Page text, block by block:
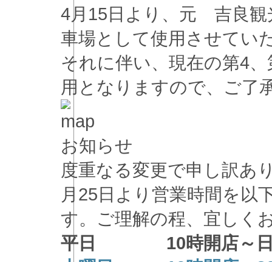
4月15日より、元 吉良観
車場として使用させてい
それに伴い、現在の第4
用となりますので、ご了
お知らせ
度重なる変更で申し訳あ
月25日より営業時間を以
す。ご理解の程、宜しく
平日 10時開店～日